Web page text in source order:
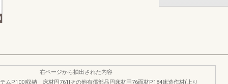
ムP100I収納
右ページから抽出された内容
床材円761Iその他有償部品円床材円76面材P184床造作材(上り